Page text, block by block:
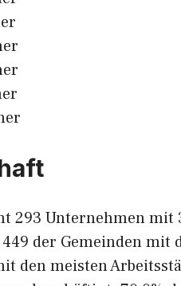
293 Unternehmen mit
der Gemeinden mit
den meisten